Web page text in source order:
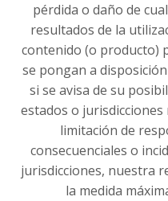
pérdida o daño de
resultados de la
contenido (o producto)
se pongan a
si se avisa de su
estados o
limitación de
consecuenciales o
jurisdicciones, nuestra
la medida